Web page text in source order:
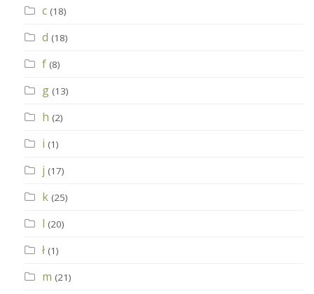
c (18)
d (18)
f (8)
g (13)
h (2)
i (1)
j (17)
k (25)
l (20)
ł (1)
m (21)